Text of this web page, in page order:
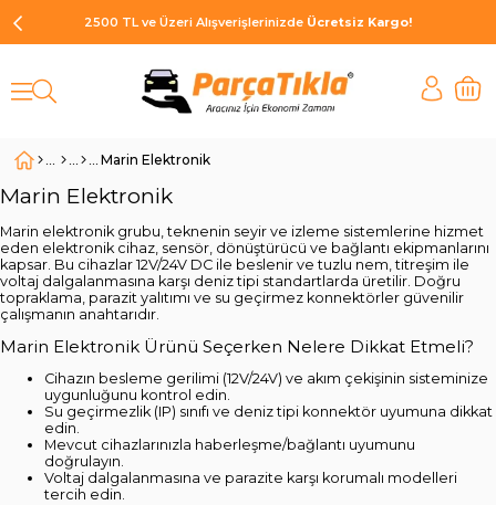
2500 TL ve Üzeri Alışverişlerinizde Ücretsiz Kargo!
Marin Elektronik
Marin Elektronik
Marin elektronik grubu, teknenin seyir ve izleme sistemlerine hizmet
eden elektronik cihaz, sensör, dönüştürücü ve bağlantı ekipmanlarını
kapsar. Bu cihazlar 12V/24V DC ile beslenir ve tuzlu nem, titreşim ile
voltaj dalgalanmasına karşı deniz tipi standartlarda üretilir. Doğru
topraklama, parazit yalıtımı ve su geçirmez konnektörler güvenilir
çalışmanın anahtarıdır.
Marin Elektronik Ürünü Seçerken Nelere Dikkat Etmeli?
Cihazın besleme gerilimi (12V/24V) ve akım çekişinin sisteminize
uygunluğunu kontrol edin.
Su geçirmezlik (IP) sınıfı ve deniz tipi konnektör uyumuna dikkat
edin.
Mevcut cihazlarınızla haberleşme/bağlantı uyumunu
doğrulayın.
Voltaj dalgalanmasına ve parazite karşı korumalı modelleri
tercih edin.